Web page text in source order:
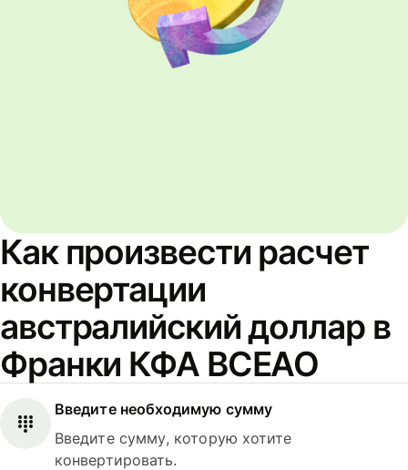
Как произвести расчет
конвертации
австралийский доллар в
Франки КФА BCEAO
Введите необходимую сумму
Введите сумму, которую хотите
конвертировать.